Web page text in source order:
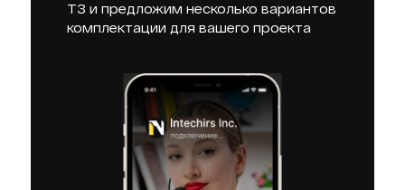
ТЗ и предложим несколько вариантов
комплектации для вашего проекта